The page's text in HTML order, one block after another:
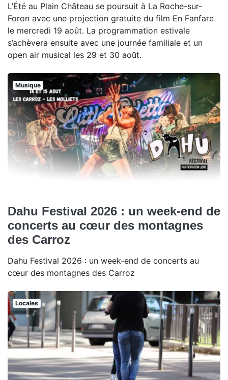
L’Été au Plain Château se poursuit à La Roche-sur-
Foron avec une projection gratuite du film En Fanfare
le mercredi 19 août. La programmation estivale
s’achèvera ensuite avec une journée familiale et un
open air musical les 29 et 30 août.
Musique
Dahu Festival 2026 : un week-end de
concerts au cœur des montagnes
des Carroz
Dahu Festival 2026 : un week-end de concerts au
cœur des montagnes des Carroz
Locales